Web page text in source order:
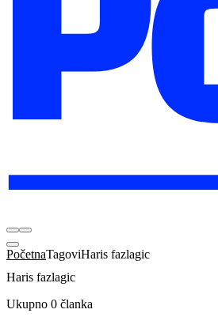
PočetnaTagoviHaris fazlagic
Haris fazlagic
Ukupno 0 članka